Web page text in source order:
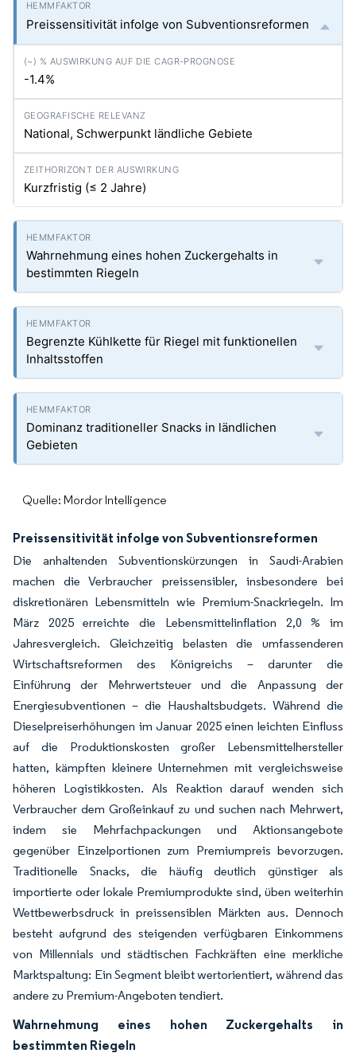
Preissensitivität infolge von Subventionsreformen
-1.4%
National, Schwerpunkt ländliche Gebiete
Kurzfristig (≤ 2 Jahre)
Wahrnehmung eines hohen Zuckergehalts in
bestimmten Riegeln
Begrenzte Kühlkette für Riegel mit funktionellen
Inhaltsstoffen
Dominanz traditioneller Snacks in ländlichen
Gebieten
Quelle: Mordor Intelligence
Preissensitivität infolge von Subventionsreformen
Die anhaltenden Subventionskürzungen in Saudi-Arabien
machen die Verbraucher preissensibler, insbesondere bei
diskretionären Lebensmitteln wie Premium-Snackriegeln. Im
März 2025 erreichte die Lebensmittelinflation 2,0 % im
Jahresvergleich. Gleichzeitig belasten die umfassenderen
Wirtschaftsreformen des Königreichs – darunter die
Einführung der Mehrwertsteuer und die Anpassung der
Energiesubventionen – die Haushaltsbudgets. Während die
Dieselpreiserhöhungen im Januar 2025 einen leichten Einfluss
auf die Produktionskosten großer Lebensmittelhersteller
hatten, kämpften kleinere Unternehmen mit vergleichsweise
höheren Logistikkosten. Als Reaktion darauf wenden sich
Verbraucher dem Großeinkauf zu und suchen nach Mehrwert,
indem sie Mehrfachpackungen und Aktionsangebote
gegenüber Einzelportionen zum Premiumpreis bevorzugen.
Traditionelle Snacks, die häufig deutlich günstiger als
importierte oder lokale Premiumprodukte sind, üben weiterhin
Wettbewerbsdruck in preissensiblen Märkten aus. Dennoch
besteht aufgrund des steigenden verfügbaren Einkommens
von Millennials und städtischen Fachkräften eine merkliche
Marktspaltung: Ein Segment bleibt wertorientiert, während das
andere zu Premium-Angeboten tendiert.
Wahrnehmung eines hohen Zuckergehalts in
bestimmten Riegeln